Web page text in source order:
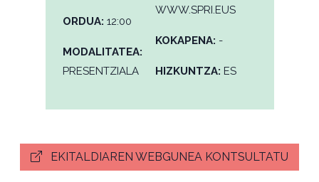
ORDUA: 12:00
MODALITATEA:
PRESENTZIALA
WWW.SPRI.EUS
KOKAPENA: -
HIZKUNTZA: ES
EKITALDIAREN WEBGUNEA KONTSULTATU